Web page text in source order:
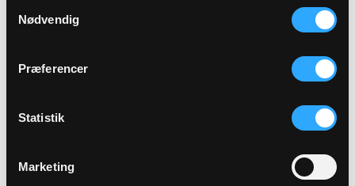
af cookies under "Detaljer" eller ved at klikke videre til
vores Cookiepolitik, som du finder i bunden af vores
Nødvendig
Præferencer
Statistik
Marketing